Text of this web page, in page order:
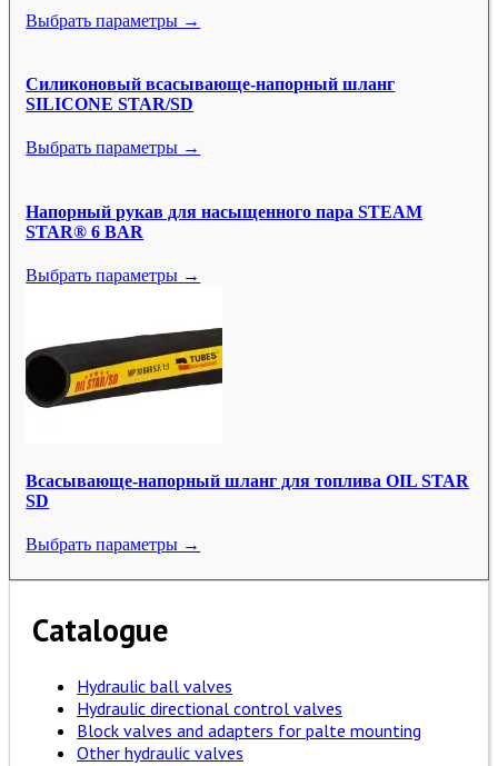
Выбрать параметры →
Силиконовый всасывающе-напорный шланг
SILICONE STAR/SD
Выбрать параметры →
Напорный рукав для насыщенного пара STEAM
STAR® 6 BAR
Выбрать параметры →
Всасывающе-напорный шланг для топлива OIL STAR
SD
Выбрать параметры →
Catalogue
Hydraulic ball valves
Hydraulic directional control valves
Block valves and adapters for palte mounting
Other hydraulic valves